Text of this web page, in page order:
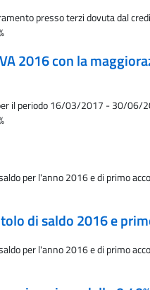
presso terzi dovuta dal
2016 con la
il periodo 16/03/2017 - 30/06/
per l'anno 2016 e di primo
di saldo 2016 e
per l'anno 2016 e di primo